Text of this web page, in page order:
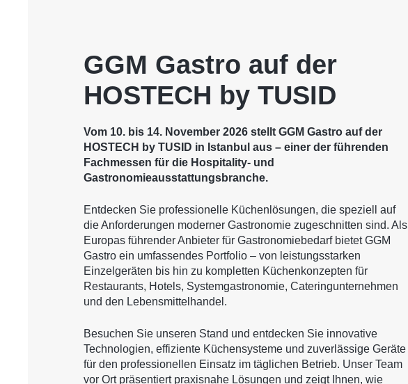
GGM Gastro auf der
HOSTECH by TUSID
Vom 10. bis 14. November 2026 stellt GGM Gastro auf der
HOSTECH by TUSID in Istanbul aus – einer der führenden
Fachmessen für die Hospitality- und
Gastronomieausstattungsbranche.
Entdecken Sie professionelle Küchenlösungen, die speziell auf
die Anforderungen moderner Gastronomie zugeschnitten sind. Als
Europas führender Anbieter für Gastronomiebedarf bietet GGM
Gastro ein umfassendes Portfolio – von leistungsstarken
Einzelgeräten bis hin zu kompletten Küchenkonzepten für
Restaurants, Hotels, Systemgastronomie, Cateringunternehmen
und den Lebensmittelhandel.
Besuchen Sie unseren Stand und entdecken Sie innovative
Technologien, effiziente Küchensysteme und zuverlässige Geräte
für den professionellen Einsatz im täglichen Betrieb. Unser Team
vor Ort präsentiert praxisnahe Lösungen und zeigt Ihnen, wie